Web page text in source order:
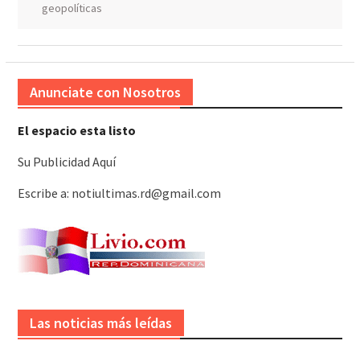
geopolíticas
Anunciate con Nosotros
El espacio esta listo
Su Publicidad Aquí
Escribe a: notiultimas.rd@gmail.com
Las noticias más leídas